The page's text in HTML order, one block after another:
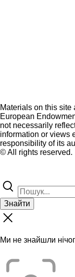
Materials on this site
European
not necessarily
information or views
responsibility of its
© All rights reserved.
Знайти
Ми не знайшли